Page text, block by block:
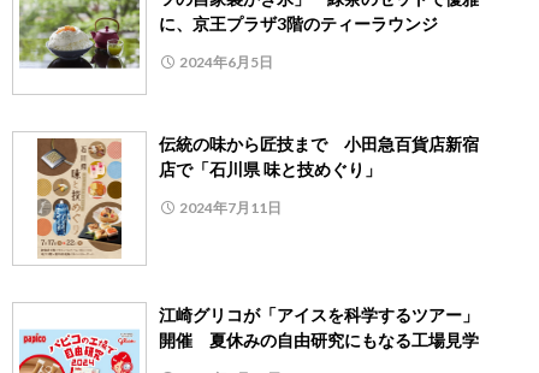
に、京王プラザ3階のティーラウンジ
2024年6月5日
伝統の味から匠技まで 小田急百貨店新宿
店で「石川県 味と技めぐり」
2024年7月11日
江崎グリコが「アイスを科学するツアー」
開催 夏休みの自由研究にもなる工場見学